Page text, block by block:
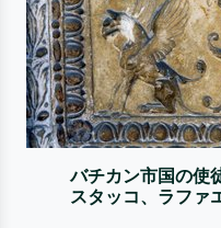
バチカン市国の使
スタッコ、ラファ